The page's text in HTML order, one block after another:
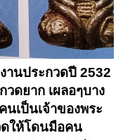
านประกวดปี 2532
วดยาก เผลอๆบาง
นเป็นเจ้าของพระ
ดให้โดนมือคน